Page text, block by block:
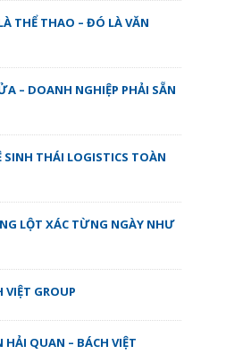
THỂ THAO – ĐÓ LÀ VĂN
– DOANH NGHIỆP PHẢI SẴN
SINH THÁI LOGISTICS TOÀN
LỘT XÁC TỪNG NGÀY NHƯ
VIỆT GROUP
QUAN – BÁCH VIỆT